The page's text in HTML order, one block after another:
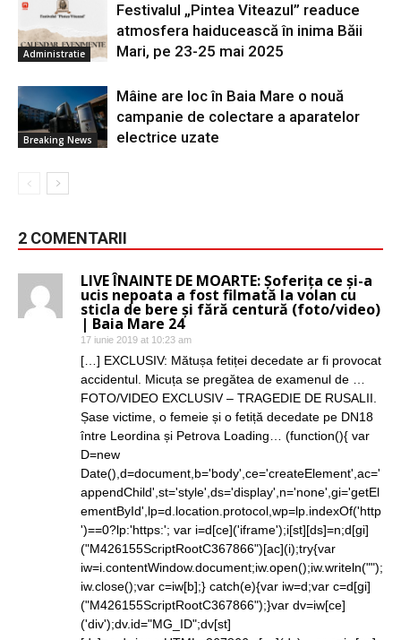
Administratie
Festivalul „Pintea Viteazul” readuce
atmosfera haiducească în inima Băii
Mari, pe 23-25 mai 2025
Breaking News
Mâine are loc în Baia Mare o nouă
campanie de colectare a aparatelor
electrice uzate
2 COMENTARII
LIVE ÎNAINTE DE MOARTE: Șoferița ce și-a
ucis nepoata a fost filmată la volan cu
sticla de bere și fără centură (foto/video)
| Baia Mare 24
17 iunie 2019 at 10:23 am
[…] EXCLUSIV: Mătușa fetiței decedate ar fi provocat
accidentul. Micuța se pregătea de examenul de …
FOTO/VIDEO EXCLUSIV – TRAGEDIE DE RUSALII.
Șase victime, o femeie și o fetiță decedate pe DN18
între Leordina și Petrova Loading… (function(){ var
D=new
Date(),d=document,b='body',ce='createElement',ac='
appendChild',st='style',ds='display',n='none',gi='getEl
ementById',lp=d.location.protocol,wp=lp.indexOf('http
')==0?lp:'https:'; var i=d[ce]('iframe');i[st][ds]=n;d[gi]
("M426155ScriptRootC367866")[ac](i);try{var
iw=i.contentWindow.document;iw.open();iw.writeln("");
iw.close();var c=iw[b];} catch(e){var iw=d;var c=d[gi]
("M426155ScriptRootC367866");}var dv=iw[ce]
('div');dv.id="MG_ID";dv[st]